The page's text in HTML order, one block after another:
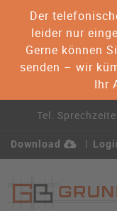
Der
leider nur
Gerne können
senden – wir
Ihr
Tel.
Download